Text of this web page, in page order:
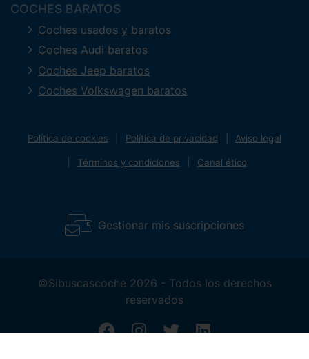
COCHES BARATOS
Coches usados y baratos
Coches Audi baratos
Coches Jeep baratos
Coches Volkswagen baratos
Política de cookies Política de privacidad Aviso legal
Términos y condiciones Canal ético
Gestionar mis suscripciones
©Sibuscascoche 2026 - Todos los derechos
reservados